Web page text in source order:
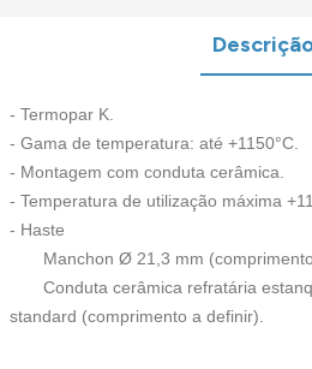
- Termopar K.
- Gama de temperatura: até +1150°C.
- Montagem com conduta cerâmica.
- Temperatura de utilização máxima
- Haste
Manchon Ø 21,3 mm
Conduta cerâmica refratária
standard (comprimento a definir).